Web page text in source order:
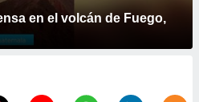
en el volcán de Fuego,